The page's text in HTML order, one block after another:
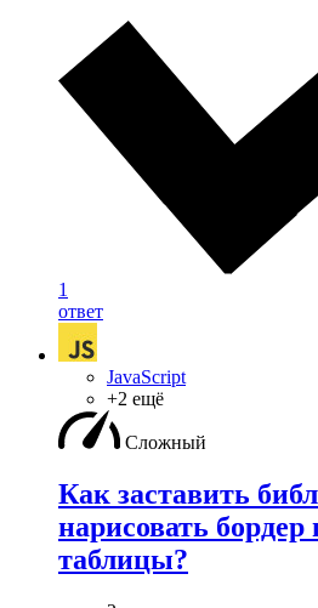
1
ответ
JavaScript
+2 ещё
Сложный
Как заставить
нарисовать бордер
таблицы?